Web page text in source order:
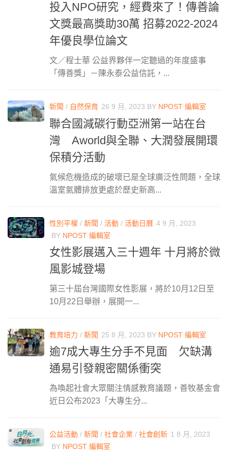
投入NPO研究，經費來了！傳善論
文獎最高獎助30萬 招募2022-2024
年優良學位論文
文／程士華 公益界夥伴一定聽過的年度盛事
「傳善獎」－陳永泰公益信託，...
新聞 / 自然保育 26 9 月, 2023 BY NPOST 編輯室
聯合國減碳行動亞洲第一站在台
灣 Aworld與全聯、大潤發展開環
保積分活動
氣候危機造成的破壞已是全球廣泛性問題，全球
溫室氣體排放更處於歷史新高...
性別平權 / 新聞 / 活動 / 活動日曆 4 9 月, 2023
BY NPOST 編輯室
女性影展邁入三十週年 十月將於微
風影城登場
第三十屆台灣國際女性影展，將於10月12日至
10月22日舉辦，展開一...
教育培力 / 新聞 25 8 月, 2023 BY NPOST 編輯室
逾7成大專生分手不見面 欠缺溝
通易引發親密關係衝突
為喚起社會大眾關注情感教育議題，善牧基金會
近日公布2023「大專生分...
公益活動 / 新聞 / 社會企業 / 社會創新 1 8 月, 2023
BY NPOST 編輯室